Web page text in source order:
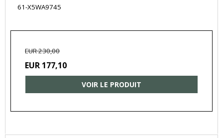
61-X5WA9745
EUR 230,00
EUR 177,10
VOIR LE PRODUIT